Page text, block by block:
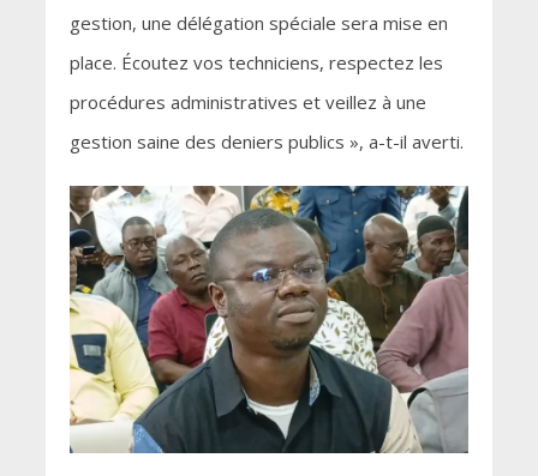
gestion, une délégation spéciale sera mise en
place. Écoutez vos techniciens, respectez les
procédures administratives et veillez à une
gestion saine des deniers publics », a-t-il averti.